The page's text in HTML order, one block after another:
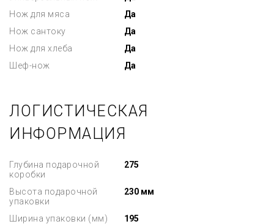
Нож для мяса
Да
Нож сантоку
Да
Нож для хлеба
Да
Шеф-нож
Да
ЛОГИСТИЧЕСКАЯ
ИНФОРМАЦИЯ
Глубина подарочной
коробки
275
Высота подарочной
упаковки
230 мм
Ширина упаковки (мм)
195